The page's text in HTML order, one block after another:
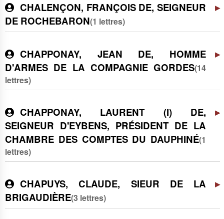
CHALENÇON, FRANÇOIS DE, SEIGNEUR
DE ROCHEBARON(1 lettres)
CHAPPONAY, JEAN DE, HOMME
D'ARMES DE LA COMPAGNIE GORDES(14
lettres)
CHAPPONAY, LAURENT (I) DE,
SEIGNEUR D'EYBENS, PRÉSIDENT DE LA
CHAMBRE DES COMPTES DU DAUPHINÉ(1
lettres)
CHAPUYS, CLAUDE, SIEUR DE LA
BRIGAUDIÈRE(3 lettres)